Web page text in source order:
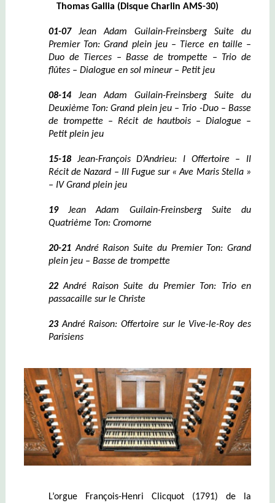
Thomas Gallia (Disque Charlin AMS-30)
01-07Jean Adam Guilain-Freinsberg Suite du
Premier Ton: Grand plein jeu – Tierce en taille –
Duo de Tierces – Basse de trompette – Trio de
flûtes – Dialogue en sol mineur – Petit jeu
08-14Jean Adam Guilain-Freinsberg Suite du
Deuxième Ton: Grand plein jeu – Trio -Duo – Basse
de trompette – Récit de hautbois – Dialogue –
Petit plein jeu
15-18Jean-François D’Andrieu: I Offertoire – II
Récit de Nazard – III Fugue sur « Ave Maris Stella »
– IV Grand plein jeu
19Jean Adam Guilain-Freinsberg Suite du
Quatrième Ton: Cromorne
20-21André Raison Suite du Premier Ton: Grand
plein jeu – Basse de trompette
22André Raison Suite du Premier Ton: Trio en
passacaille sur le Christe
23André Raison: Offertoire sur le Vive-le-Roy des
Parisiens
L’orgue François-Henri Clicquot (1791) de la